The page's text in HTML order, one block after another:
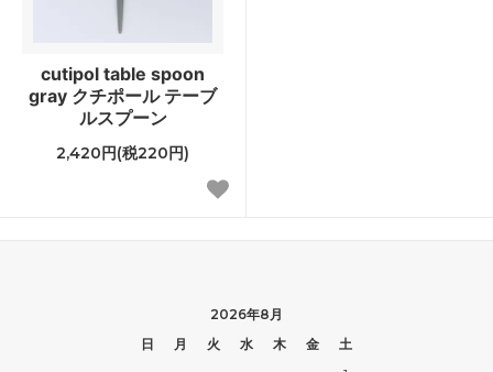
cutipol table spoon
gray クチポール テーブ
ルスプーン
2,420円(税220円)
2026年8月
日
月 火 水 木 金
土